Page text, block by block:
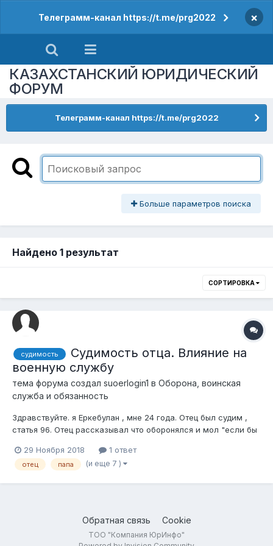
Телеграмм-канал https://t.me/prg2022 ×
КАЗАХСТАНСКИЙ ЮРИДИЧЕСКИЙ
ФОРУМ
Телеграмм-канал https://t.me/prg2022
Больше параметров поиска
Найдено 1 результат
СОРТИРОВКА
судимость
Судимость отца. Влияние на
военную службу
тема форума создал suoerlogin1 в Оборона, воинская
служба и обязанность
Здравствуйте. я Еркебулан , мне 24 года. Отец был судим ,
статья 96. Отец рассказывал что оборонялся и мол "если бы
было совершено неумышленно. Дали 13 лет срока. с 1994 по
2003 отбывал наказание. Вышел за 4 года до срока за
29 Ноября 2018 1 ответ
отец папа (и еще 7 )
Обратная связь Cookie
ТОО "Компания ЮрИнфо"